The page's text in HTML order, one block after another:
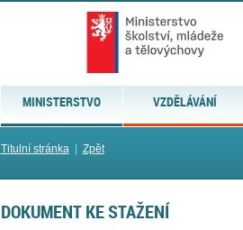
MINISTERSTVO VZDĚLÁVÁNÍ
Titulní stránka| Zpět
DOKUMENT KE STAŽENÍ